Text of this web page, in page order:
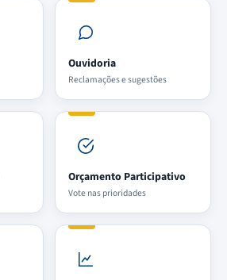
Ouvidoria
Reclamações e sugestões
Orçamento Participativo
Vote nas prioridades